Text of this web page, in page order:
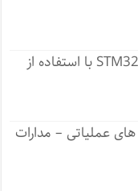
پروگرم کردن بورد STM32F103C8 با استفاده از
عملیاتی – مدارات